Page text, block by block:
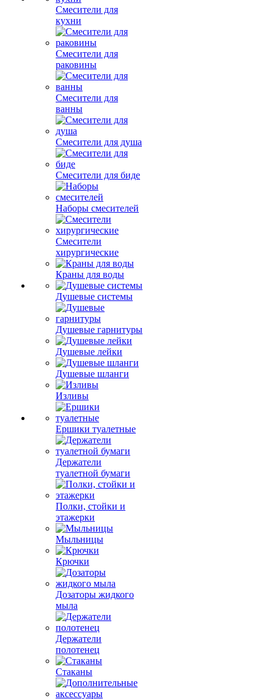
Смесители для
кухни
Смесители для
раковины
Смесители для
ванны
Смесители для душа
Смесители для биде
Наборы смесителей
Смесители
хирургические
Краны для воды
Душевые системы
Душевые гарнитуры
Душевые лейки
Душевые шланги
Изливы
Ершики туалетные
Держатели
туалетной бумаги
Полки, стойки и
этажерки
Мыльницы
Крючки
Дозаторы жидкого
мыла
Держатели
полотенец
Стаканы